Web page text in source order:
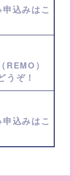
込みはこ
REMO）
うぞ！
込みはこ